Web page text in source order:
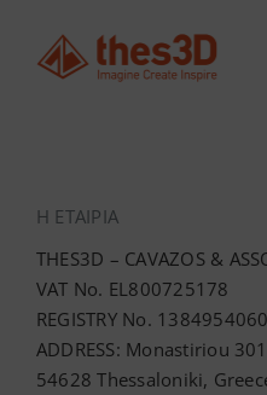
Η ΕΤΑΙΡΊΑ
THES3D – CAVAZOS &
VAT No. EL800725178
REGISTRY No.
ADDRESS: Monastiriou
54628 Thessaloniki,